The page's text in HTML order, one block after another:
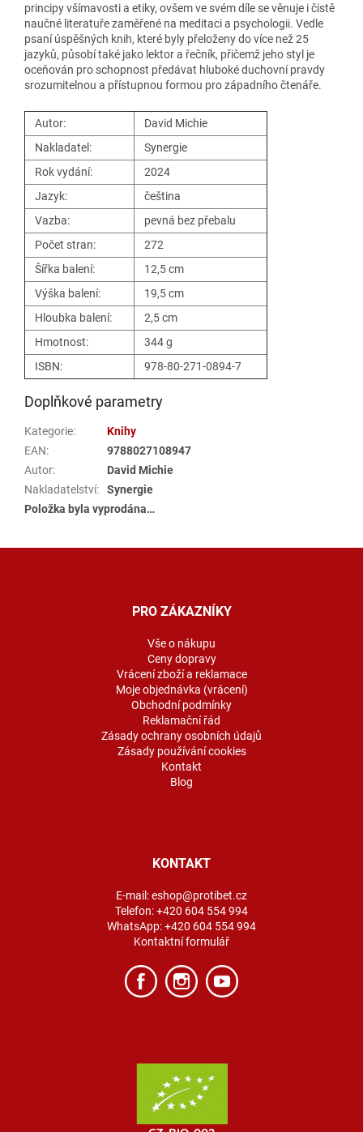
principy všímavosti a etiky, ovšem ve svém díle se věnuje i čistě
naučné literatuře zaměřené na meditaci a psychologii. Vedle
psaní úspěšných knih, které byly přeloženy do více než 25
jazyků, působí také jako lektor a řečník, přičemž jeho styl je
oceňován pro schopnost předávat hluboké duchovní pravdy
srozumitelnou a přístupnou formou pro západního čtenáře.
Autor:
David Michie
Nakladatel:
Synergie
Rok vydání:
2024
Jazyk:
čeština
Vazba:
pevná bez přebalu
Počet stran:
272
Šířka balení:
12,5 cm
Výška balení:
19,5 cm
Hloubka balení:
2,5 cm
Hmotnost:
344 g
ISBN:
978-80-271-0894-7
Doplňkové parametry
Kategorie:
Knihy
EAN:
9788027108947
Autor:
David Michie
Nakladatelství:
Synergie
Položka byla vyprodána…
PRO ZÁKAZNÍKY
Vše o nákupu
Ceny dopravy
Vrácení zboží a reklamace
Moje objednávka (vrácení)
Obchodní podmínky
Reklamační řád
Zásady ochrany osobních údajů
Zásady používání cookies
Kontakt
Blog
KONTAKT
E-mail:eshop@protibet.cz
Telefon:+420 604 554 994
WhatsApp:+420 604 554 994
Kontaktní formulář